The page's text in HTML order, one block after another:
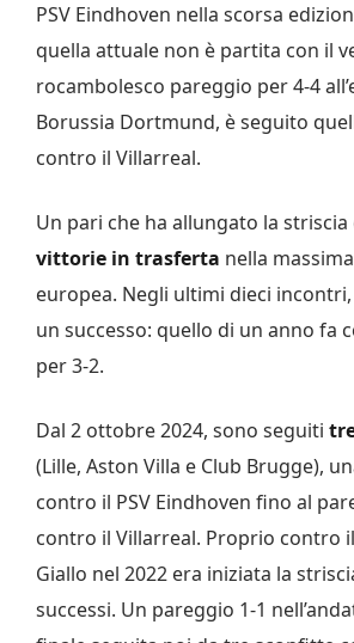
PSV Eindhoven nella scorsa
quella attuale non è partita con il
rocambolesco pareggio per 4-4
Borussia Dortmund, è seguito
contro il Villarreal.
Un pari che ha allungato la striscia
vittorie in trasferta nella
europea. Negli ultimi dieci
un successo: quello di un anno fa
per 3-2.
Dal 2 ottobre 2024, sono seguiti
(Lille, Aston Villa e Club Brugge),
contro il PSV Eindhoven fino al
contro il Villarreal. Proprio contro
Giallo nel 2022 era iniziata la
successi. Un pareggio 1-1